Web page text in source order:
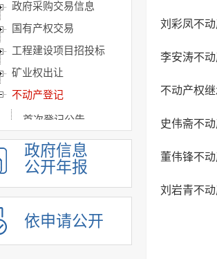
政府采购交易信息
国有产权交易
工程建设项目招投标
矿业权出让
不动产登记
首次登记公告
遗失公告
继承公告
作废公告
公共监管信息
涉农补贴
政府信息
公开年报
依申请公开
刘彩凤不
李安涛不
不动产权
史伟斋不
董伟锋不
刘岩青不